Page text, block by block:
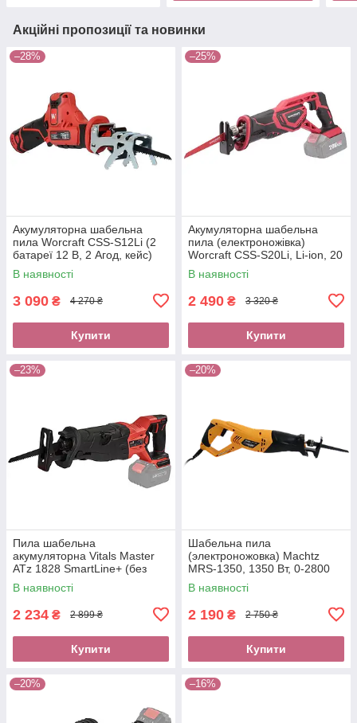
Акційні пропозиції та новинки
–28%
Акумуляторна шабельна
пила Worcraft CSS-S12Li (2
батареї 12 В, 2 Агод, кейс)
В наявності
3 090 ₴ 4 270 ₴
Купити
–25%
Акумуляторна шабельна
пила (електроножівка)
Worcraft CSS-S20Li, Li-ion, 20
В, без акк, 0-3000 хід
В наявності
2 490 ₴ 3 320 ₴
Купити
–23%
Пила шабельна
акумуляторна Vitals Master
ATz 1828 SmartLine+ (без
АКБ та ЗП)
В наявності
2 234 ₴ 2 899 ₴
Купити
–20%
Шабельна пила
(электроножовка) Machtz
MRS-1350, 1350 Вт, 0-2800
хід/хв, регулювання обертів
В наявності
2 190 ₴ 2 750 ₴
Купити
–20% –16%